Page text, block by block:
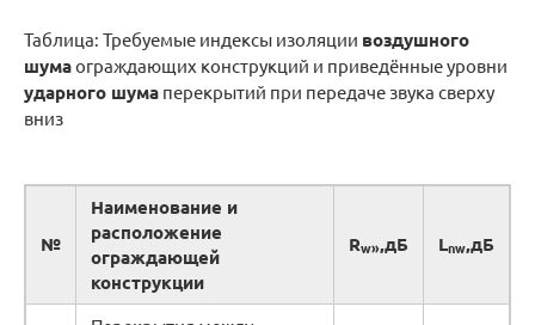
Таблица: Требуемые индексы изоляции воздушного
шумаограждающих конструкций и приведённые уровни
ударного шума перекрытий при передаче звука сверху
вниз
№
Наименование и
расположение
ограждающей
конструкции
Rw»,дБ Lnw,дБ